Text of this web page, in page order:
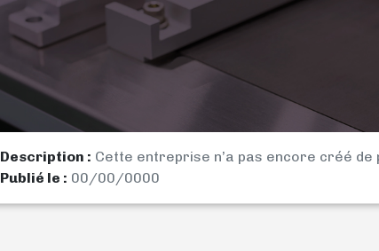
Description : Cette entreprise n’a pas encore créé de
Publié le : 00/00/0000